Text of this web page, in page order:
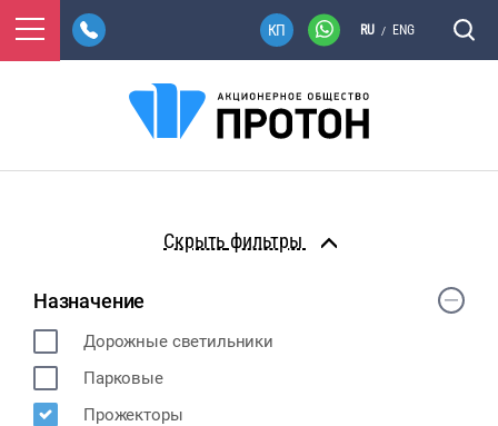
RU / ENG
фильтры
Назначение
Дорожные светильники
Парковые
Прожекторы